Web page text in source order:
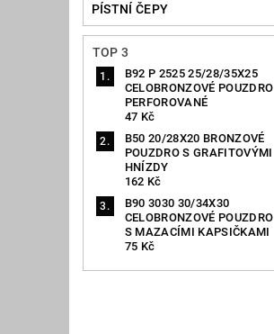
PÍSTNÍ ČEPY
TOP 3
B92 P 2525 25/28/35X25
CELOBRONZOVÉ POUZDRO
PERFOROVANÉ
47 Kč
B50 20/28X20 BRONZOVÉ
POUZDRO S GRAFITOVÝMI
HNÍZDY
162 Kč
B90 3030 30/34X30
CELOBRONZOVÉ POUZDRO
S MAZACÍMI KAPSIČKAMI
75 Kč